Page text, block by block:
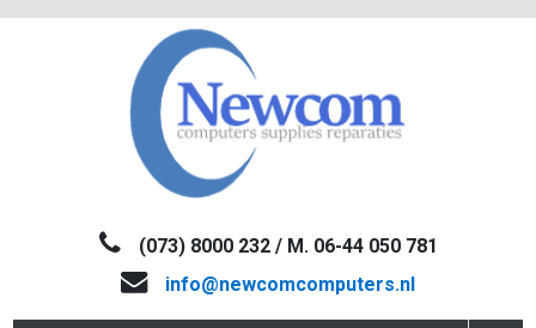
NEWCOM(073) 8000 232 / M. 06-44 050 781
info@newcomcomputers.nl